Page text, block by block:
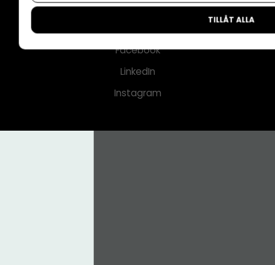
Nyhetsbrev
Facebook
LinkedIn
Instagram
TILLÅT ALLA